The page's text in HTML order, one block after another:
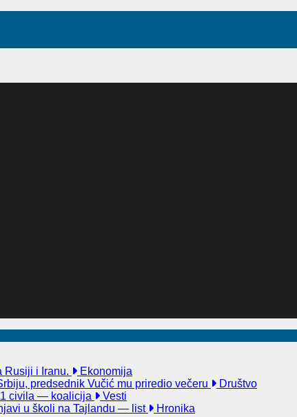
Rusiji i Iranu.
Ekonomija
predsednik Vučić mu priredio večeru
Društvo
civila — koalicija
Vesti
u školi na Tajlandu — list Hronika